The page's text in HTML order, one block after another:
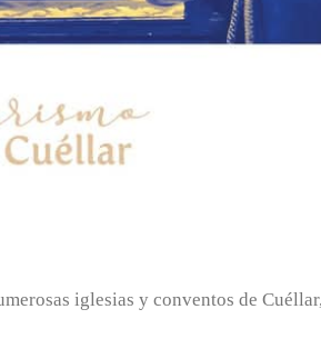
iglesias y conventos de